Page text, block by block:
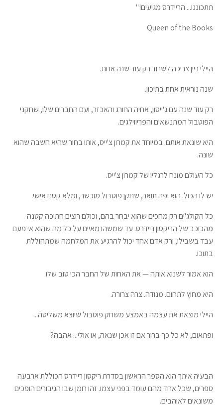
תתכוננו... הריידרס מגיעים!"
Queen of the Books
היילי ריין צריכה לשרוד רק עוד שנה אחת.
שנה נוראית אחת בתיכון.
רק עוד שנה עם ג'ייסון, אחיה החורג והאכזר, ועם החברים שלו, שחקני
הפוטבול המתנשאים והפריווילגים.
היא שונאת אותם. במיוחד את קמרון צ'ייס, אותו בחור שהיא חשבה שהוא
שונה.
כל העולם מונח לרגליו של קמרון צ'ייס.
יש לו הכול. הוא יפה תואר, שחקן פוטבול מוכשר, ומלא קסם אישי.
כל הקולג'ים רק מחכים שהוא יבחר בהם, וכולם רוצים חתיכה קטנה
מהכוכב של הריקסון ריידרס. עד שמשהו מאיים על כל מה שהוא אי פעם
עבד בשבילו, ורק אדם אחד יכול להרגיע את המלחמה שמתחוללת
בתוכו.
הוא אמור לשנוא אותה — את האחות של החבר הכי טוב שלו.
היא מחוץ לתחום. מנודה. צרה צרורה.
היילי מוצאת את עצמה באמצע משחק פוטבול שיוצא משליטה...
ופתאום, לא כל כך ברור אם זו אכן שנאה, או אולי... אהבה?
הבעיה איתך הוא הספר הראשון בסדרת ריקסון ריידרס הכוללת ארבעה
ספרים, שכל אחד מהם עומד בפני עצמו. זהו רומן שבו הגיבורים הופכים
משונאים לאוהבים.